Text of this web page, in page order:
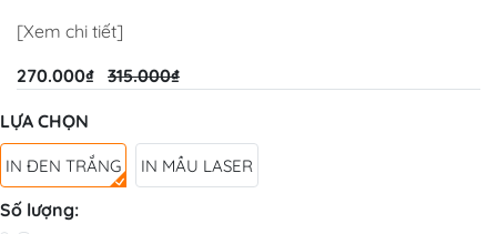
[Xem chi tiết]
270.000₫ 315.000₫
LỰA CHỌN
IN ĐEN TRẮNG IN MẦU LASER
Số lượng: